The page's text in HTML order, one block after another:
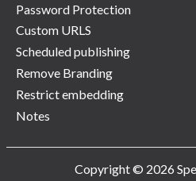
Password Protection
Custom URLS
Scheduled publishing
Remove Branding
Restrict embedding
Notes
Copyright © 2026